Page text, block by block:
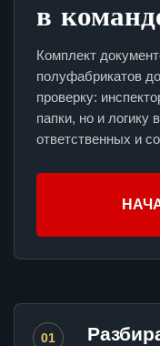
в
Комплект
полуфабрикатов
проверку:
папки, но и логику
ответственных и
01